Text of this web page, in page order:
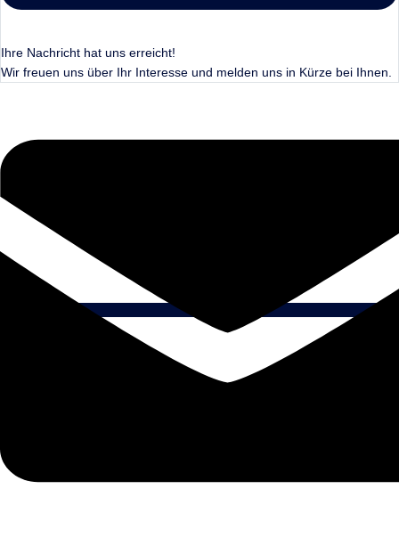
Ihre Nachricht hat uns erreicht!
Wir freuen uns über Ihr Interesse und melden uns in Kürze bei Ihnen.